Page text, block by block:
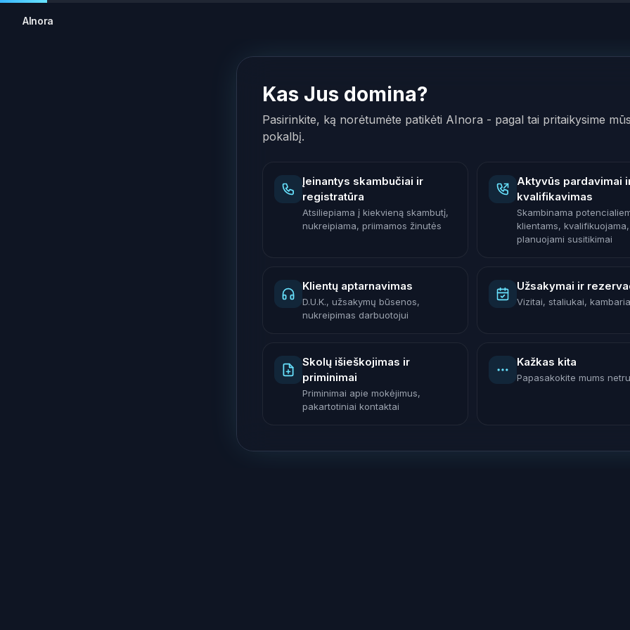
AInora
Kas Jus domina?
Pasirinkite, ką norėtumėte patikėti AInora - pagal tai pritaikysime
pokalbį.
Įeinantys skambučiai ir
registratūra
Atsiliepiama į kiekvieną skambutį,
nukreipiama, priimamos žinutės
Aktyvūs pardavimai
kvalifikavimas
Skambinama
klientams, kvalifikuojama,
planuojami susitikimai
Klientų aptarnavimas
D.U.K., užsakymų būsenos,
nukreipimas darbuotojui
Užsakymai ir
Vizitai, staliukai,
Skolų išieškojimas ir
priminimai
Priminimai apie mokėjimus,
pakartotiniai kontaktai
Kažkas kita
Papasakokite mums